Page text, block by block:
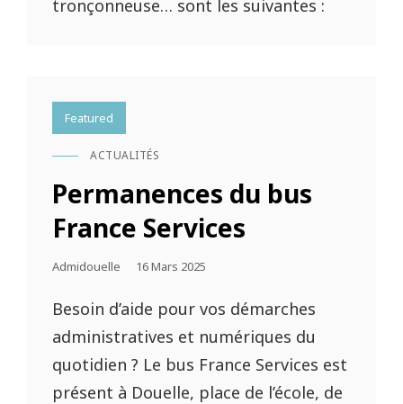
tronçonneuse… sont les suivantes :
Featured
CAT
ACTUALITÉS
Permanences du bus
France Services
Admidouelle
Posted
16 Mars 2025
Besoin d’aide pour vos démarches
administratives et numériques du
quotidien ? Le bus France Services est
présent à Douelle, place de l’école, de